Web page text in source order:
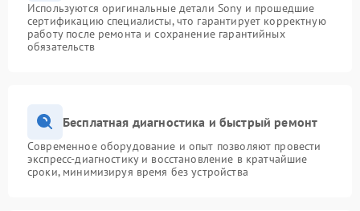
Используются оригинальные детали Sony и прошедшие
сертификацию специалисты, что гарантирует корректную
работу после ремонта и сохранение гарантийных
обязательств
Бесплатная диагностика и быстрый ремонт
Современное оборудование и опыт позволяют провести
экспресс-диагностику и восстановление в кратчайшие
сроки, минимизируя время без устройства